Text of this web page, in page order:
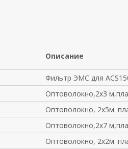
Описание
Фильтр ЭМС для
Оптоволокно,2х3
Оптоволокно, 2х5м.
Оптоволокно,2х7
Оптоволокно, 2х2м.